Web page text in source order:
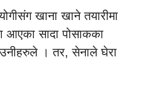
खाना खाने तयारीमा
आएका सादा पोसाकका
। तर, सेनाले घेरा